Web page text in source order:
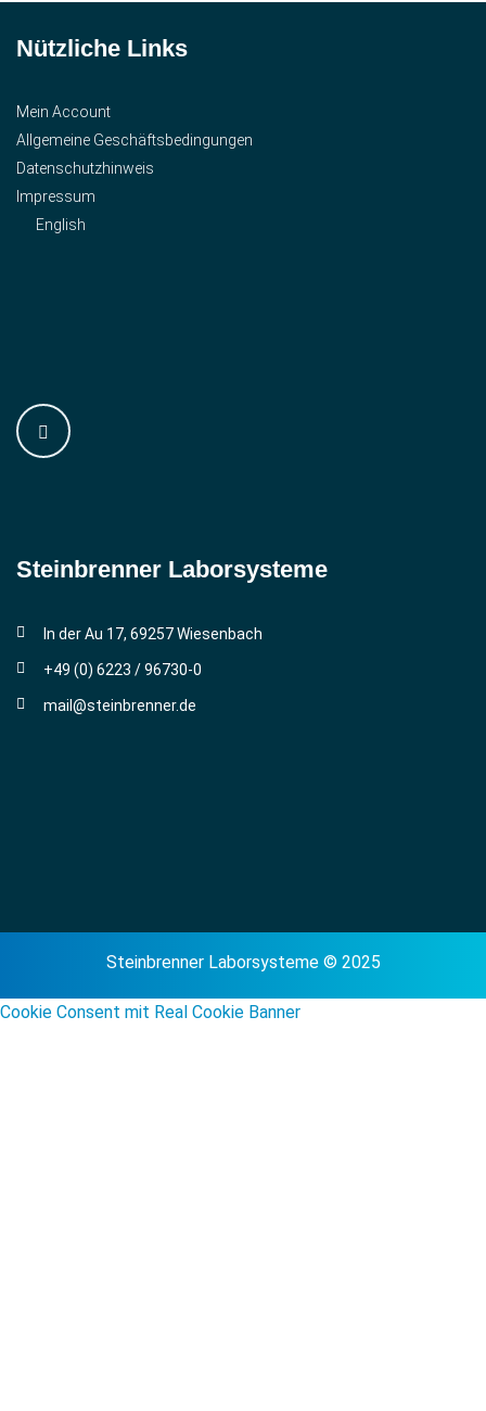
Nützliche Links
Mein Account
Allgemeine Geschäftsbedingungen
Datenschutzhinweis
Impressum
English
Steinbrenner ­Laborsysteme
In der Au 17, 69257 Wiesenbach
+49 (0) 6223 / 96730-0
mail@steinbrenner.de
Steinbrenner Laborsysteme © 2025
Cookie Consent mit Real Cookie Banner